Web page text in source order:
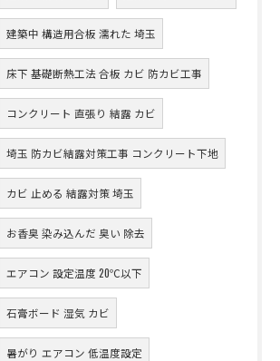
建築中 構造用合板 濡れた 埼玉
床下 基礎断熱工法 合板 カビ 防カビ工事
コンクリート 直張り 結露 カビ
埼玉 防カビ結露対策工事 コンクリート下地
カビ 止める 結露対策 埼玉
お香臭 染み込んだ 臭い 除去
エアコン 設定温度 20℃以下
石膏ボード 湿気 カビ
暑がり エアコン 低温度設定